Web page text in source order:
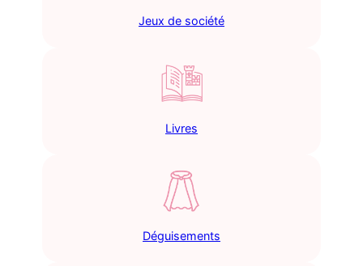
Jeux de société
Livres
Déguisements